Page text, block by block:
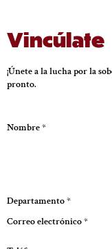
Vincúlate
¡Únete a la lucha por la
pronto.
Nombre*
Departamento*
Correo electrónico*